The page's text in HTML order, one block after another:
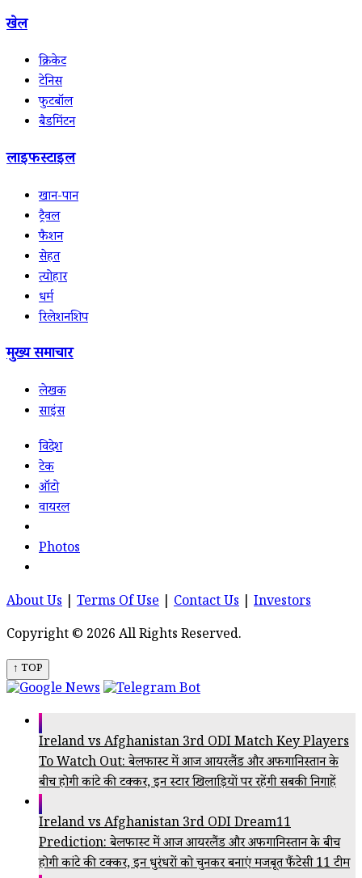
खेल
क्रिकेट
टेनिस
फुटबॉल
बैडमिंटन
लाइफस्टाइल
खान-पान
ट्रैवल
फैशन
सेहत
त्योहार
धर्म
रिलेशनशिप
मुख्य समाचार
लेखक
साइंस
विदेश
टेक
ऑटो
वायरल
Photos
About Us Terms Of Use Contact Us
Investors
Copyright © 2026 All Rights Reserved.
↑ TOP
Ireland vs Afghanistan 3rd ODI Match Key Players
To Watch Out: बेलफास्ट में आज आयरलैंड और अफगानिस्तान के
बीच होगी कांटे की टक्कर, इन स्टार खिलाड़ियों पर रहेंगी सबकी निगाहें
Ireland vs Afghanistan 3rd ODI Dream11
Prediction: बेलफास्ट में आज आयरलैंड और अफगानिस्तान के बीच
होगी कांटे की टक्कर, इन धुरंधरों को चुनकर बनाएं मजबूत फैंटेसी 11 टीम